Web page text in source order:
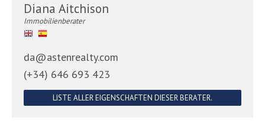
Diana Aitchison
Immobilienberater
da@astenrealty.com
(+34) 646 693 423
LISTE ALLER EIGENSCHAFTEN DIESER BERATER.